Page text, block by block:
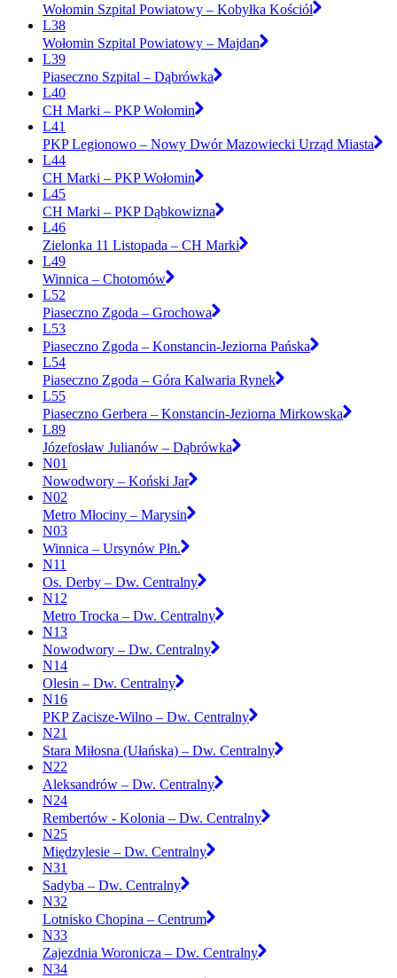
Wołomin Szpital Powiatowy – Kobyłka Kościół
L38
Wołomin Szpital Powiatowy – Majdan
L39
Piaseczno Szpital – Dąbrówka
L40
CH Marki – PKP Wołomin
L41
PKP Legionowo – Nowy Dwór Mazowiecki Urząd Miasta
L44
CH Marki – PKP Wołomin
L45
CH Marki – PKP Dąbkowizna
L46
Zielonka 11 Listopada – CH Marki
L49
Winnica – Chotomów
L52
Piaseczno Zgoda – Grochowa
L53
Piaseczno Zgoda – Konstancin-Jeziorna Pańska
L54
Piaseczno Zgoda – Góra Kalwaria Rynek
L55
Piaseczno Gerbera – Konstancin-Jeziorna Mirkowska
L89
Józefosław Julianów – Dąbrówka
N01
Nowodwory – Koński Jar
N02
Metro Młociny – Marysin
N03
Winnica – Ursynów Płn.
N11
Os. Derby – Dw. Centralny
N12
Metro Trocka – Dw. Centralny
N13
Nowodwory – Dw. Centralny
N14
Olesin – Dw. Centralny
N16
PKP Zacisze-Wilno – Dw. Centralny
N21
Stara Miłosna (Ułańska) – Dw. Centralny
N22
Aleksandrów – Dw. Centralny
N24
Rembertów - Kolonia – Dw. Centralny
N25
Międzylesie – Dw. Centralny
N31
Sadyba – Dw. Centralny
N32
Lotnisko Chopina – Centrum
N33
Zajezdnia Woronicza – Dw. Centralny
N34